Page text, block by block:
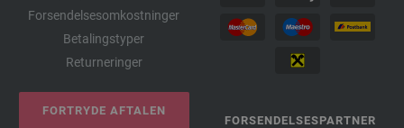
Forsendelsesomkostninger
Betalingstyper
Returneringer
FORTRYDE AFTALEN
FORSENDELSESPARTNER